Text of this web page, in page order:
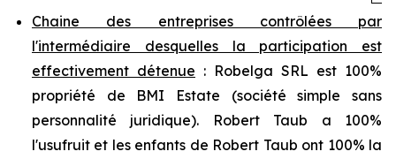
Chaine des entreprises contrôlées par
l'intermédiaire desquelles la participation est
effectivement détenue : Robelga SRL est 100%
propriété de BMI Estate (société simple sans
personnalité juridique). Robert Taub a 100%
l'usufruit et les enfants de Robert Taub ont 100% la